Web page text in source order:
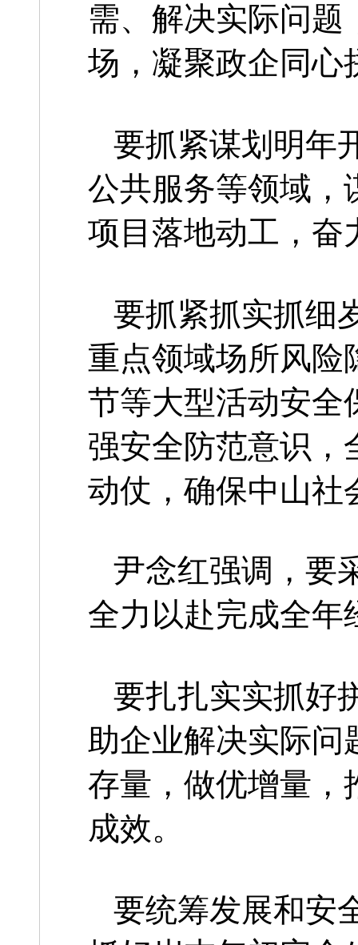
需、解决实际问题
场，凝聚政企同心
要抓紧谋划明年
公共服务等领域，
项目落地动工，奋
要抓紧抓实抓细
重点领域场所风险
节等大型活动安全
强安全防范意识，
动仗，确保中山社
尹念红强调，要
全力以赴完成全年
要扎扎实实抓好
助企业解决实际问
存量，做优增量，
成效。
要统筹发展和安